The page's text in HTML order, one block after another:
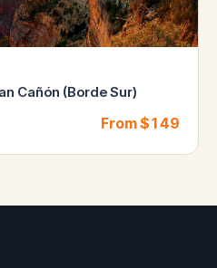
Cañón (Borde Sur)
From $149